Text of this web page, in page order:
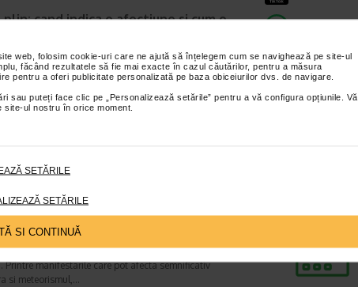
web, folosim cookie-uri care ne ajută să înțelegem cum se navighează pe site-ul
făcând rezultatele să fie mai exacte în cazul căutărilor, pentru a măsura
pentru a oferi publicitate personalizată pe baza obiceiurilor dvs. de navigare.
sau puteți face clic pe „Personalizează setările” pentru a vă configura opțiunile. Vă
ul nostru în orice moment.
SETĂRILE
SETĂRILE
SI CONTINUĂ
cand indica o afectiune si cum o
55 secunde
26 iulie 2026
au consumat o cantitate foarte mare de alimente.
apare ocazional…
3 secunde
una dintre cele mai frecvente probleme digestive
manifestarile care pot afecta semnificativ
si meteorismul,…
CALCULATOARE